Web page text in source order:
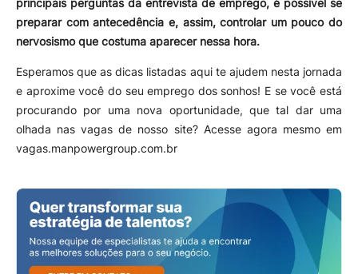
principais perguntas da entrevista de emprego, é possível se
preparar com antecedência e, assim, controlar um pouco do
nervosismo que costuma aparecer nessa hora.
Esperamos que as dicas listadas aqui te ajudem nesta jornada
e aproxime você do seu emprego dos sonhos! E se você está
procurando por uma nova oportunidade, que tal dar uma
olhada nas vagas de nosso site? Acesse agora mesmo em
vagas.manpowergroup.com.br